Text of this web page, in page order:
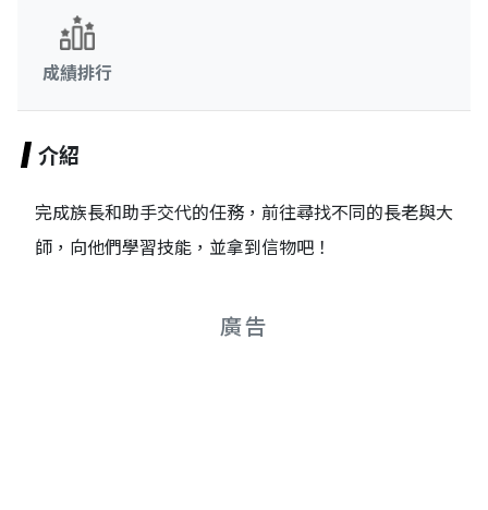
成績排行
介紹
完成族長和助手交代的任務，前往尋找不同的長老與大
師，向他們學習技能，並拿到信物吧！
廣告